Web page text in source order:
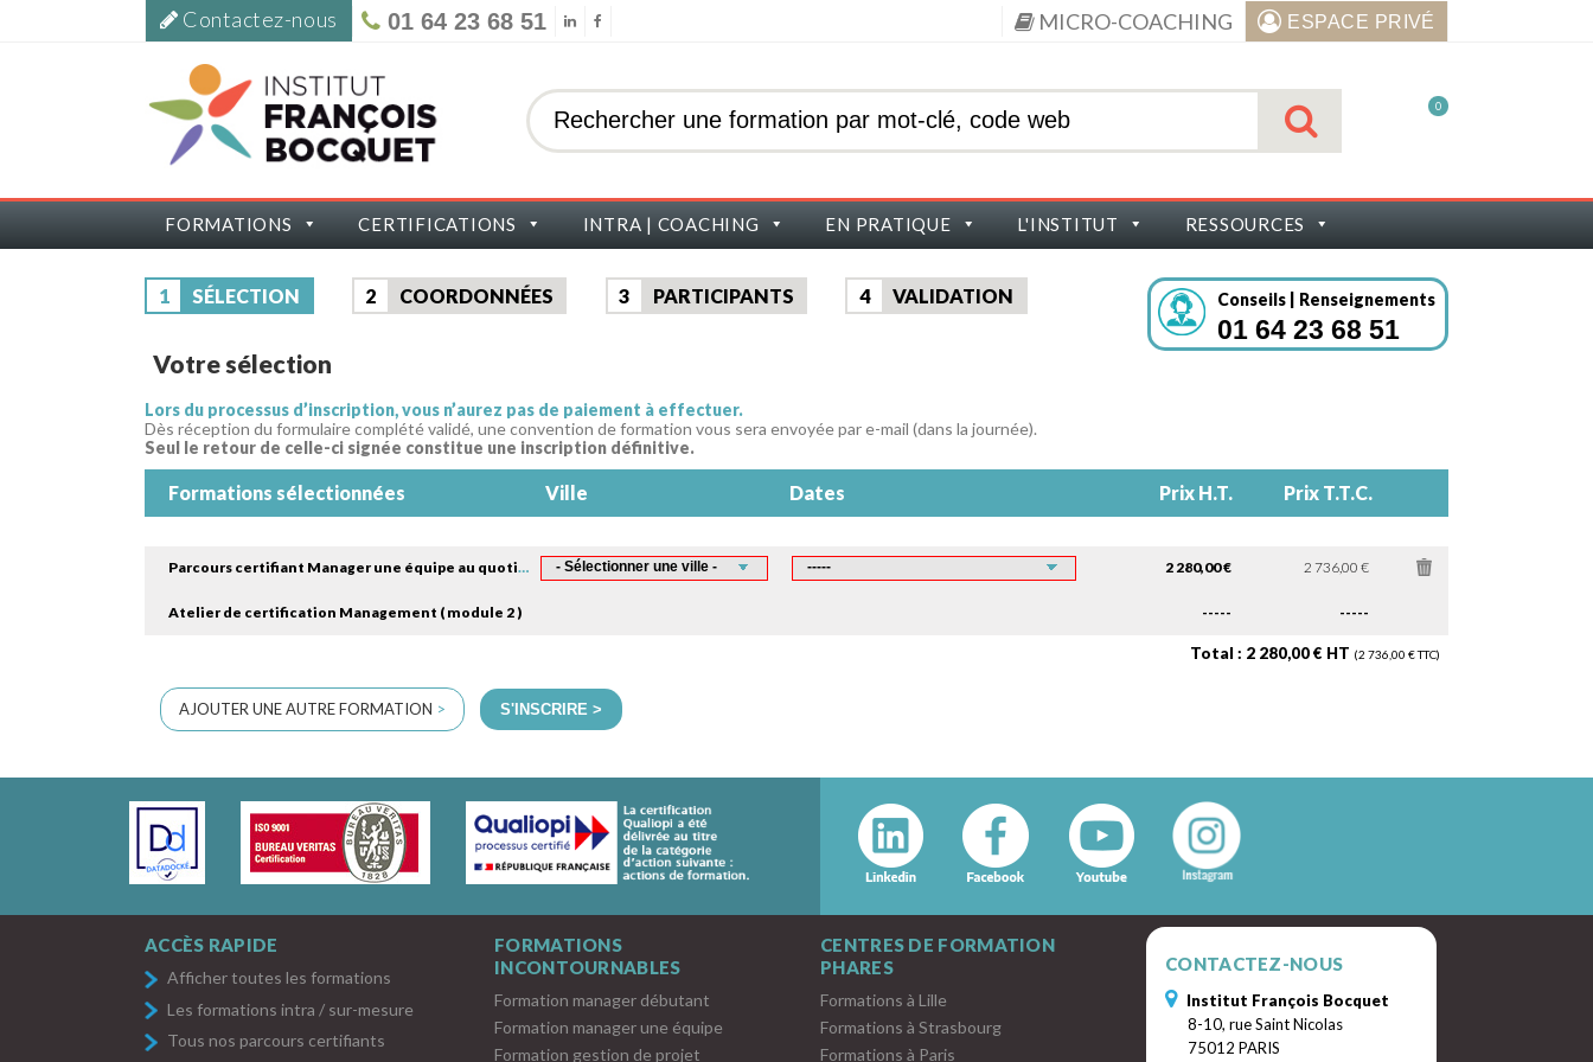
Contactez-nous 01 64 23 68 51 MICRO-COACHING ESPACE PRIVÉ
0
FORMATIONS CERTIFICATIONS INTRA | COACHING EN PRATIQUE L'INSTITUT RESSOURCES
1 SÉLECTION 2 COORDONNÉES 3 PARTICIPANTS 4 VALIDATION Conseils | Renseignements
01 64 23 68 51
Votre sélection
Lors du processus d’inscription, vous n’aurez pas de paiement à effectuer.
Dès réception du formulaire complété validé, une convention de formation vous sera envoyée par e-mail (dans la journée).
Seul le retour de celle-ci signée constitue une inscription définitive.
Formations sélectionnées Ville Dates Prix H.T. Prix T.T.C.
Total : 2 280,00 € HT (2 736,00 € TTC)
Parcours certifiant Manager une équipe au quotidien ( module 1 ) 2 280,00 € 2 736,00 €
Atelier de certification Management ( module 2 ) ----- -----
AJOUTER UNE AUTRE FORMATION > S'INSCRIRE >
ACCÈS RAPIDE
Afficher toutes les formations
Les formations intra / sur-mesure
Tous nos parcours certifiants
FORMATIONS
INCONTOURNABLES
Formation manager débutant
Formation manager une équipe
Formation gestion de projet
CENTRES DE FORMATION
PHARES
Formations à Lille
Formations à Strasbourg
Formations à Paris
CONTACTEZ-NOUS
Institut François Bocquet
8-10, rue Saint Nicolas
75012 PARIS